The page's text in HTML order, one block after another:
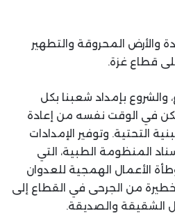
والأرض المحروقة والتطهير
قطاع غزة.
والشروع بإمداد شعبنا بكل
في الوقت نفسه من إعادة
التحتية. وتوفير الإمدادات
المنظومة الطبية، التي
الأعمال الهمجية للعدوان
من الجرحى في القطاع إلى
الشقيقة والصديقة.